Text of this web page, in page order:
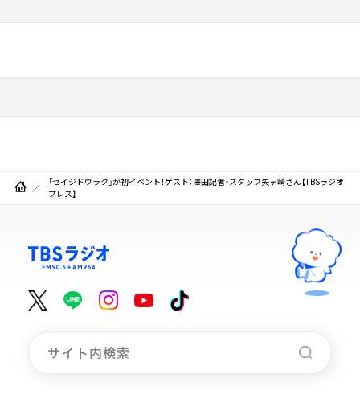
「セイジドウラク」が初イベント！ゲスト：澤田記者・スタッフ矢ヶ崎さん【TBSラジオ
プレス】